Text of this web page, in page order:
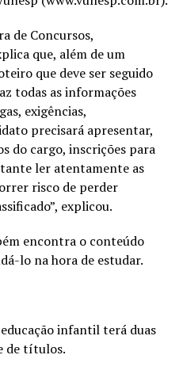
de Concursos,
que, além de um
que deve ser seguido
todas as informações
exigências,
precisará apresentar,
do cargo, inscrições para
ler atentamente as
risco de perder
explicou.
encontra o conteúdo
lo na hora de estudar.
infantil terá duas
de títulos.